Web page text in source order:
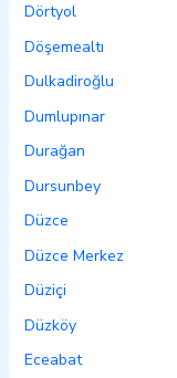
Dörtyol
Döşemealtı
Dulkadiroğlu
Dumlupınar
Durağan
Dursunbey
Düzce
Düzce Merkez
Düziçi
Düzköy
Eceabat